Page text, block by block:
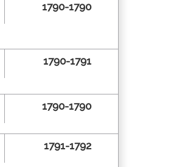
1790-1790
1790-1791
1790-1790
1791-1792